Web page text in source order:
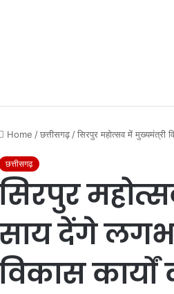
Home /छत्तीसगढ़ /सिरपुर महोत्सव में मुख्यमंत्री
छत्तीसगढ़
देंगे